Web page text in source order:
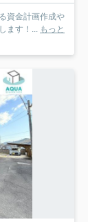
資金計画作成や
ます！... もっと